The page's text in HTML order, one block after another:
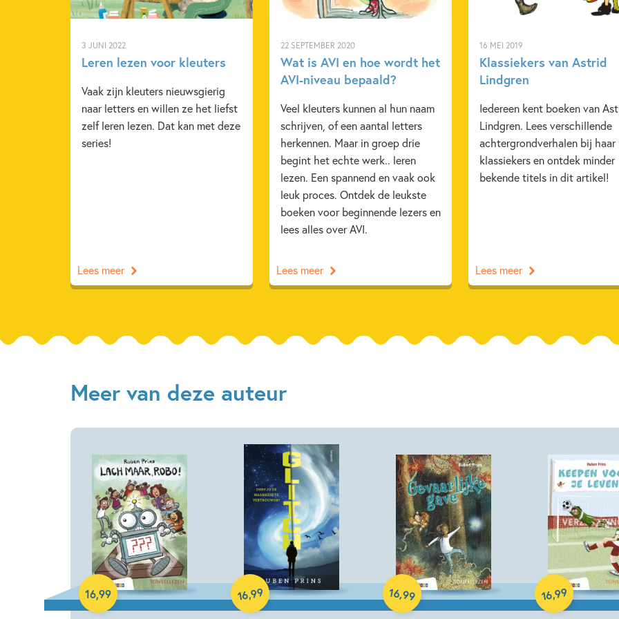
3 JUNI 2022
Leren lezen voor kleuters
Vaak zijn kleuters nieuwsgierig
naar letters en willen ze het liefst
zelf leren lezen. Dat kan met deze
series!
Lees meer
22 SEPTEMBER 2020
Wat is AVI en hoe wordt het
AVI-niveau bepaald?
Veel kleuters kunnen al hun naam
schrijven, of een aantal letters
herkennen. Maar in groep drie
begint het echte werk.. leren
lezen. Een spannend en vaak ook
leuk proces. Ontdek de leukste
boeken voor beginnende lezers en
lees alles over AVI.
Lees meer
16 MEI 2019
Klassiekers van Astrid
Lindgren
Iedereen kent boeken van
Lindgren. Lees verschillende
achtergrondverhalen bij haar
klassiekers en ontdek minder
bekende titels in dit artikel!
Lees meer
Meer van deze auteur
16,99
Hardcover
16,99
Paperback
16,99
Hardcover
16,99
Hardcover